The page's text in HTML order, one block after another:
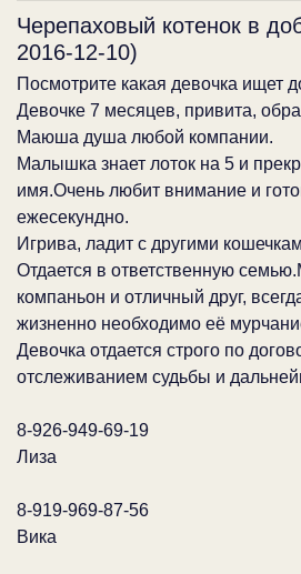
Черепаховый котенок в
2016-12-10)
Посмотрите какая девочка ищет
Девочке 7 месяцев, привита,
Маюша душа любой компании.
Малышка знает лоток на 5 и
имя.Очень любит внимание и
ежесекундно.
Игрива, ладит с другими
Отдается в ответственную
компаньон и отличный друг,
жизненно необходимо её
Девочка отдается строго по
отслеживанием судьбы и
8-926-949-69-19
Лиза
8-919-969-87-56
Вика